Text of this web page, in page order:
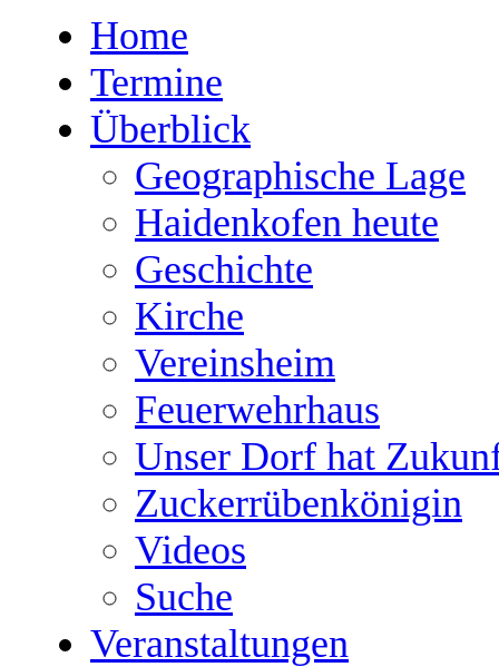
Home
Termine
Überblick
Geographische Lage
Haidenkofen heute
Geschichte
Kirche
Vereinsheim
Feuerwehrhaus
Unser Dorf hat
Zuckerrübenkönigin
Videos
Suche
Veranstaltungen